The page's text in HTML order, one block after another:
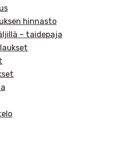
hinnasto
– taidepaja